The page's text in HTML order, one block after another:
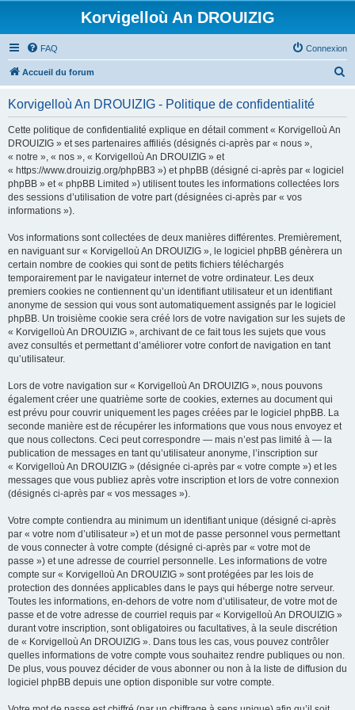
Korvigelloù An DROUIZIG
FAQ Connexion
Accueil du forum
Korvigelloù An DROUIZIG - Politique de confidentialité
Cette politique de confidentialité explique en détail comment « Korvigelloù An
DROUIZIG » et ses partenaires affiliés (désignés ci-après par « nous »,
« notre », « nos », « Korvigelloù An DROUIZIG » et
« https://www.drouizig.org/phpBB3 ») et phpBB (désigné ci-après par « logiciel
phpBB » et « phpBB Limited ») utilisent toutes les informations collectées lors
des sessions d’utilisation de votre part (désignées ci-après par « vos
informations »).
Vos informations sont collectées de deux manières différentes. Premièrement,
en naviguant sur « Korvigelloù An DROUIZIG », le logiciel phpBB génèrera un
certain nombre de cookies qui sont de petits fichiers téléchargés
temporairement par le navigateur internet de votre ordinateur. Les deux
premiers cookies ne contiennent qu’un identifiant utilisateur et un identifiant
anonyme de session qui vous sont automatiquement assignés par le logiciel
phpBB. Un troisième cookie sera créé lors de votre navigation sur les sujets de
« Korvigelloù An DROUIZIG », archivant de ce fait tous les sujets que vous
avez consultés et permettant d’améliorer votre confort de navigation en tant
qu’utilisateur.
Lors de votre navigation sur « Korvigelloù An DROUIZIG », nous pouvons
également créer une quatrième sorte de cookies, externes au document qui
est prévu pour couvrir uniquement les pages créées par le logiciel phpBB. La
seconde manière est de récupérer les informations que vous nous envoyez et
que nous collectons. Ceci peut correspondre — mais n’est pas limité à — la
publication de messages en tant qu’utilisateur anonyme, l’inscription sur
« Korvigelloù An DROUIZIG » (désignée ci-après par « votre compte ») et les
messages que vous publiez après votre inscription et lors de votre connexion
(désignés ci-après par « vos messages »).
Votre compte contiendra au minimum un identifiant unique (désigné ci-après
par « votre nom d’utilisateur ») et un mot de passe personnel vous permettant
de vous connecter à votre compte (désigné ci-après par « votre mot de
passe ») et une adresse de courriel personnelle. Les informations de votre
compte sur « Korvigelloù An DROUIZIG » sont protégées par les lois de
protection des données applicables dans le pays qui héberge notre serveur.
Toutes les informations, en-dehors de votre nom d’utilisateur, de votre mot de
passe et de votre adresse de courriel requis par « Korvigelloù An DROUIZIG »
durant votre inscription, sont obligatoires ou facultatives, à la seule discrétion
de « Korvigelloù An DROUIZIG ». Dans tous les cas, vous pouvez contrôler
quelles informations de votre compte vous souhaitez rendre publiques ou non.
De plus, vous pouvez décider de vous abonner ou non à la liste de diffusion du
logiciel phpBB depuis une option disponible sur votre compte.